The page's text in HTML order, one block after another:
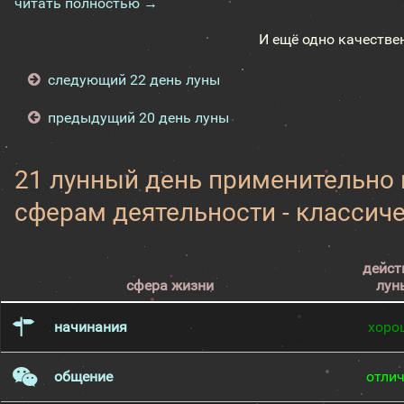
И ещё одно
следующий 22 день луны
предыдущий 20 день луны
21 лунный день
сферам деятельности -
сфера жизни
начинания
общение